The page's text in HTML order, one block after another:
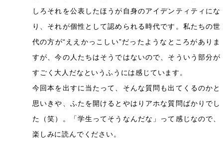
しろそれを公表したほうが自身のアイデンティティにな
り、それが個性として認められる時代です。私たちの世
代の方が“ええかっこしい”だったようなところがありま
すが、今の人たちはそうではないので、そういう部分が
すごく大人だなというふうには感じています。
今回本を出すに当たって、そんな質問も出てくるのかと
思いきや、ふたを開けるとやはりアホな質問ばかりでし
た（笑）。「学生ってそうなんだな」って感じなので、
楽しみに読んでください。